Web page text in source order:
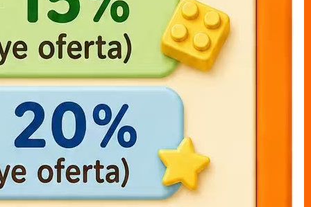
one piece LUFFY bolsa 17cm
MUNECO S/CAJAS bolsa
muneco bolsal LUFFY x1
20cm
MUNECO S/CAJAS bolsa